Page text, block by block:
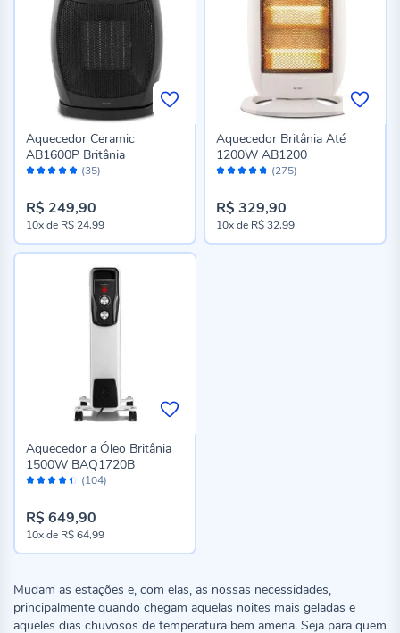
Avaliação: (35)
Aquecedor Ceramic
AB1600P Britânia
R$ 249,90
10xde R$ 24,99
Avaliação: (275)
Aquecedor Britânia Até
1200W AB1200
R$ 329,90
10xde R$ 32,99
Avaliação: (104)
Aquecedor a Óleo Britânia
1500W BAQ1720B
R$ 649,90
10xde R$ 64,99
Mudam as estações e, com elas, as nossas necessidades,
principalmente quando chegam aquelas noites mais geladas e
aqueles dias chuvosos de temperatura bem amena. Seja para quem